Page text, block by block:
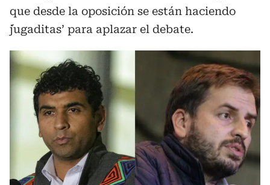
que desde la oposición se están haciendo
´jugaditas’ para aplazar el debate.